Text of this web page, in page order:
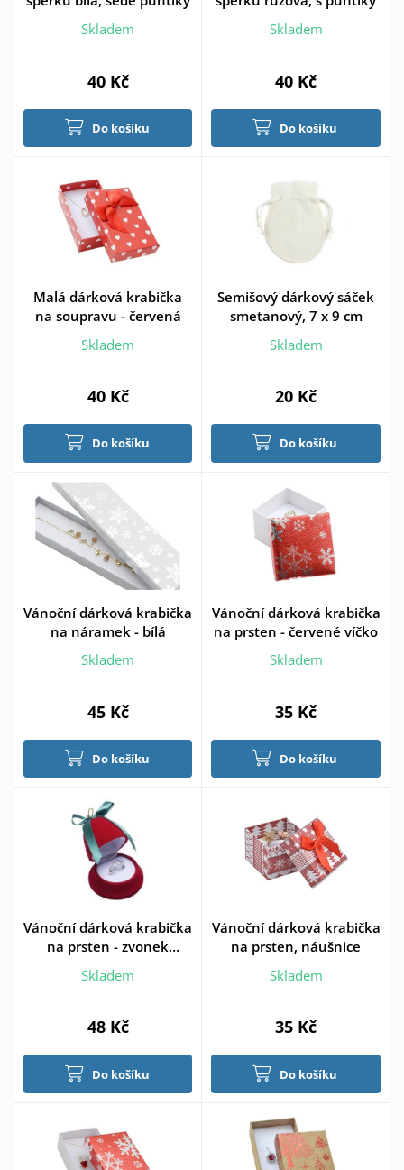
Skladem
40 Kč
Do košíku
Skladem
40 Kč
Do košíku
Malá dárková krabička
na soupravu - červená
Skladem
40 Kč
Do košíku
Semišový dárkový sáček
smetanový, 7 x 9 cm
Skladem
20 Kč
Do košíku
Vánoční dárková krabička
na náramek - bílá
Skladem
45 Kč
Do košíku
Vánoční dárková krabička
na prsten - červené víčko
Skladem
35 Kč
Do košíku
Vánoční dárková krabička
na prsten - zvonek
červený
Skladem
48 Kč
Do košíku
Vánoční dárková krabička
na prsten, náušnice
Skladem
35 Kč
Do košíku